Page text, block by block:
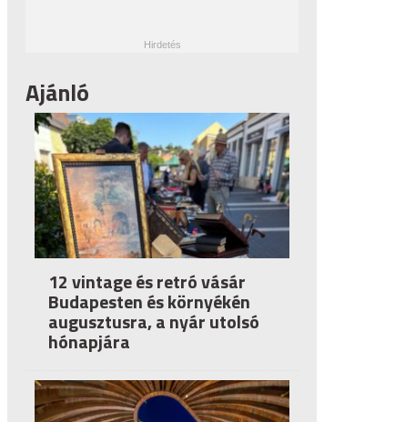
Ajánló
12 vintage és retró vásár
Budapesten és környékén
augusztusra, a nyár utolsó
hónapjára